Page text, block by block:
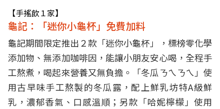
【手搖飲１家】
龜記：「迷你小龜杯」免費加料
龜記期間限定推出２款「迷你小龜杯」，標榜零化學
添加物、無添加咖啡因，能讓小朋友安心喝，全程手
工熬煮，喝起來營養又無負擔。「冬瓜ㄋㄟㄋㄟ」使
用古早味手工熬製的冬瓜露，配上鮮乳坊特A級鮮
乳，濃郁香氣、口感溫順；另款「哈妮檸檬」使用